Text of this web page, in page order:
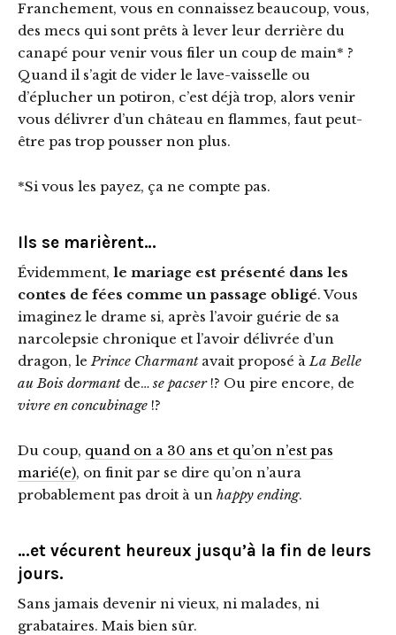
Franchement, vous en connaissez beaucoup, vous,
des mecs qui sont prêts à lever leur derrière du
canapé pour venir vous filer un coup de main* ?
Quand il s’agit de vider le lave-vaisselle ou
d’éplucher un potiron, c’est déjà trop, alors venir
vous délivrer d’un château en flammes, faut peut-
être pas trop pousser non plus.
*Si vous les payez, ça ne compte pas.
Ils se marièrent…
Évidemment, le mariage est présenté dans les
contes de fées comme un passage obligé. Vous
imaginez le drame si, après l’avoir guérie de sa
narcolepsie chronique et l’avoir délivrée d’un
dragon, le Prince Charmantavait proposé à La Belle
au Bois dormantde…se pacser!? Ou pire encore, de
vivre en concubinage !?
Du coup, quand on a 30 ans et qu’on n’est pas
marié(e), on finit par se dire qu’on n’aura
probablement pas droit à un happy ending.
…et vécurent heureux jusqu’à la fin de leurs
jours.
Sans jamais devenir ni vieux, ni malades, ni
grabataires. Mais bien sûr.